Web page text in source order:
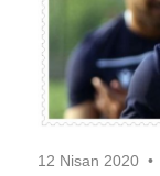
12 Nisan 2020